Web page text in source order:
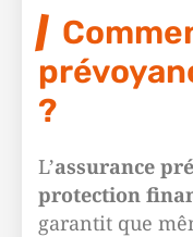
?
L’assurance
protection
garantit que